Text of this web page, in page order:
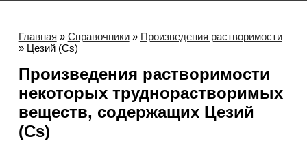
Главная » Справочники» Произведения растворимости
» Цезий (Cs)
Произведения растворимости
некоторых труднорастворимых
веществ, содержащих Цезий
(Cs)